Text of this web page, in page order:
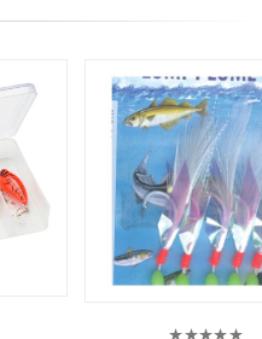
0
sur
5
HIGH SPEED
CATCHER